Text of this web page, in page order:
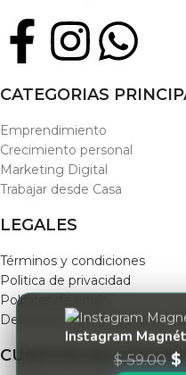
CATEGORIAS
Emprendimiento
Crecimiento personal
Marketing Digital
Trabajar desde Casa
LEGALES
Términos y condiciones
Politica de privacidad
Políticas de envío
Devolución de Productos y
CUENTAS DE
Instagram
$59.00 $